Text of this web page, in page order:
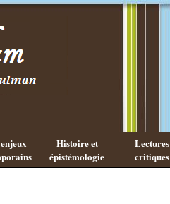
Islamique ?
Histoire et
épistémologie
Lectures
critiques